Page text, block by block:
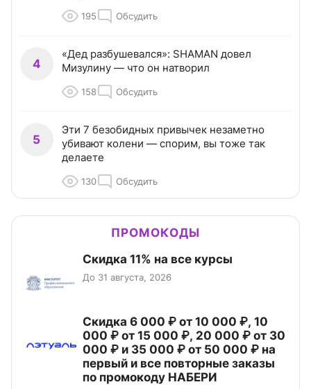
195 Обсудить
4
«Дед разбушевался»: SHAMAN довел
Мизулину — что он натворил
158 Обсудить
5
Эти 7 безобидных привычек незаметно
убивают колени — спорим, вы тоже так
делаете
130 Обсудить
ПРОМОКОДЫ
Скидка 11% на все курсы
До 31 августа, 2026
Скидка 6 000 ₽ от 10 000 ₽, 10
000 ₽ от 15 000 ₽, 20 000 ₽ от 30
000 ₽ и 35 000 ₽ от 50 000 ₽ на
первый и все повторные заказы
по промокоду НАБЕРИ